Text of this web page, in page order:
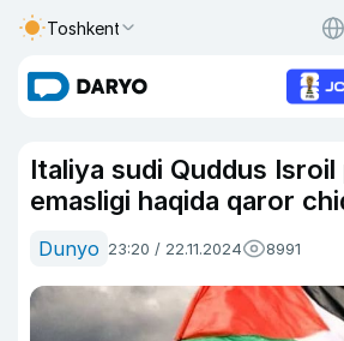
Toshkent
Italiya sudi Quddus
emasligi haqida qaror
Dunyo 23:20 / 22.11.2024 8991